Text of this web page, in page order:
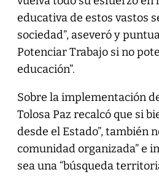
educativa de estos vastos
sociedad”, aseveró y
Potenciar Trabajo si no
educación”.
Sobre la implementación
Tolosa Paz recalcó que si
desde el Estado”, también
comunidad organizada” e
sea una “búsqueda